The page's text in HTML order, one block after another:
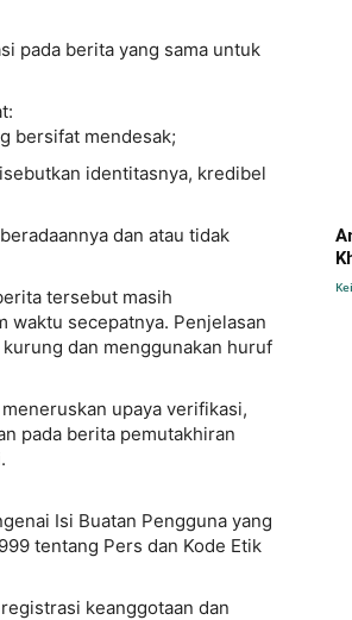
pada berita yang sama untuk
bersifat mendesak;
identitasnya, kredibel
dan atau tidak
tersebut masih
waktu secepatnya. Penjelasan
dan menggunakan huruf
upaya verifikasi,
pada berita pemutakhiran
Isi Buatan Pengguna yang
tentang Pers dan Kode Etik
keanggotaan dan